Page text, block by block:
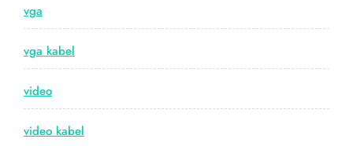
vga
vga kabel
video
video kabel